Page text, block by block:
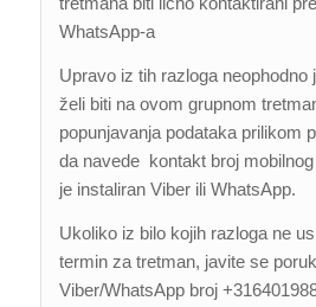
WhatsApp-a
Upravo iz tih razloga neophodno
želi biti na ovom grupnom
popunjavanja podataka prilikom
da navede kontakt broj
je instaliran Viber ili WhatsApp.
Ukoliko iz bilo kojih razloga ne
termin za tretman, javite se
Viber/WhatsApp broj